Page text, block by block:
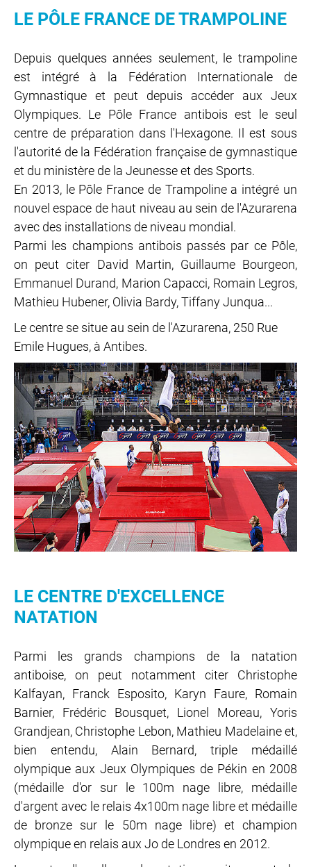
LE PÔLE FRANCE DE TRAMPOLINE
Depuis quelques années seulement, le trampoline
est intégré à la Fédération Internationale de
Gymnastique et peut depuis accéder aux Jeux
Olympiques. Le Pôle France antibois est le seul
centre de préparation dans l'Hexagone. Il est sous
l'autorité de la Fédération française de gymnastique
et du ministère de la Jeunesse et des Sports.
En 2013, le Pôle France de Trampoline a intégré un
nouvel espace de haut niveau au sein de l'Azurarena
avec des installations de niveau mondial.
Parmi les champions antibois passés par ce Pôle,
on peut citer David Martin, Guillaume Bourgeon,
Emmanuel Durand, Marion Capacci, Romain Legros,
Mathieu Hubener, Olivia Bardy, Tiffany Junqua...
Le centre se situe au sein de l'Azurarena, 250 Rue
Emile Hugues, à Antibes.
LE CENTRE D'EXCELLENCE
NATATION
Parmi les grands champions de la natation
antiboise, on peut notamment citer Christophe
Kalfayan, Franck Esposito, Karyn Faure, Romain
Barnier, Frédéric Bousquet, Lionel Moreau, Yoris
Grandjean, Christophe Lebon, Mathieu Madelaine et,
bien entendu, Alain Bernard, triple médaillé
olympique aux Jeux Olympiques de Pékin en 2008
(médaille d'or sur le 100m nage libre, médaille
d'argent avec le relais 4x100m nage libre et médaille
de bronze sur le 50m nage libre) et champion
olympique en relais aux Jo de Londres en 2012.